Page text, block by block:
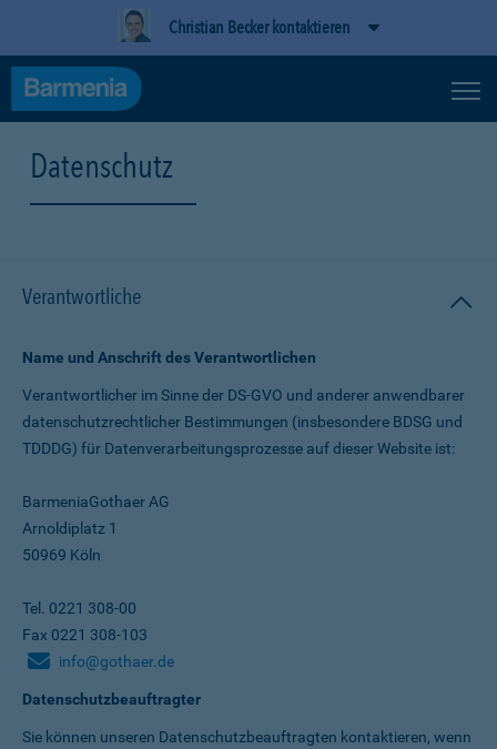
Christian Becker kontaktieren
Datenschutz
Verantwortliche
Name und Anschrift des Verantwortlichen
Verantwortlicher im Sinne der DS-GVO und anderer anwendbarer
datenschutz­rechtlicher Bestimmungen (insbesondere BDSG und
TDDDG) für Daten­verarbeitungs­prozesse auf dieser Website ist:
BarmeniaGothaer AG
Arnoldiplatz 1
50969 Köln
Tel. 0221 308-00
Fax 0221 308-103
info@gothaer.de
Datenschutzbeauftragter
Sie können unseren Datenschutz­beauftragten kontaktieren, wenn